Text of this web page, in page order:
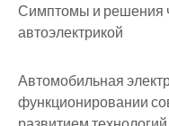
Симптомы и решения
автоэлектрикой
Автомобильная
функционировании